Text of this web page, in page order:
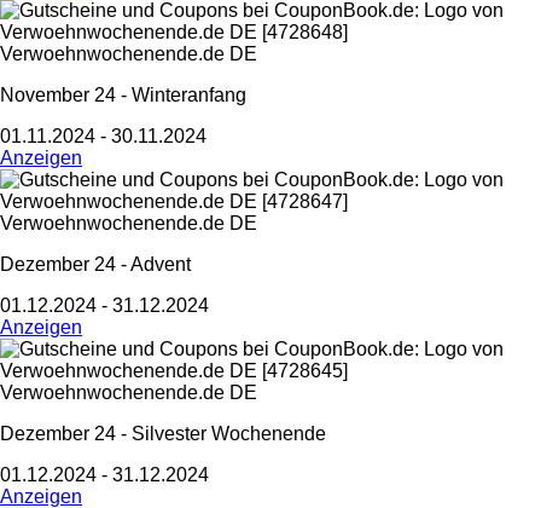
Verwoehnwochenende.de DE
November 24 - Winteranfang
01.11.2024 - 30.11.2024
Anzeigen
Verwoehnwochenende.de DE
Dezember 24 - Advent
01.12.2024 - 31.12.2024
Anzeigen
Verwoehnwochenende.de DE
Dezember 24 - Silvester Wochenende
01.12.2024 - 31.12.2024
Anzeigen